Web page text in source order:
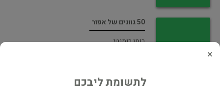
50 גוונים של אפור
רומן רומנטי
×
לתשומת ליבכם